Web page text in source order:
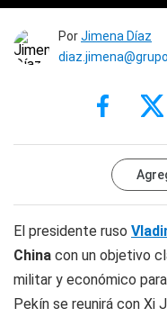
PorJimena Díaz
El presidente ruso
China con un objetivo
militar y económico
Pekín se reunirá con Xi